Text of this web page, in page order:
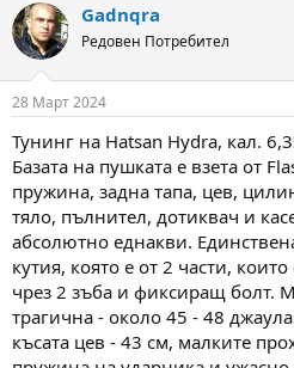
c
t
i
s
Gadnqra
Редовен Потребител
28 Март 2024
Тунинг на Hatsan Hydra, кал.
Базата на пушката е взета от
пружина, задна тапа, цев,
тяло, пълнител, дотиквач и
абсолютно еднакви.
кутия, която е от 2 части,
чрез 2 зъба и фиксиращ болт.
трагична - около 45 - 48
късата цев - 43 см, малките